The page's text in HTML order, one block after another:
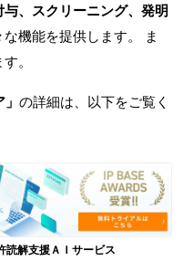
、スクリーニング、発明
機能を提供します。 ま
。
の詳細は、以下をご覧く
読解支援ＡＩサービス